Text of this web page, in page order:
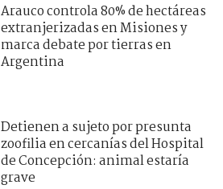
Arauco controla 80% de hectáreas
extranjerizadas en Misiones y
marca debate por tierras en
Argentina
Detienen a sujeto por presunta
zoofilia en cercanías del Hospital
de Concepción: animal estaría
grave